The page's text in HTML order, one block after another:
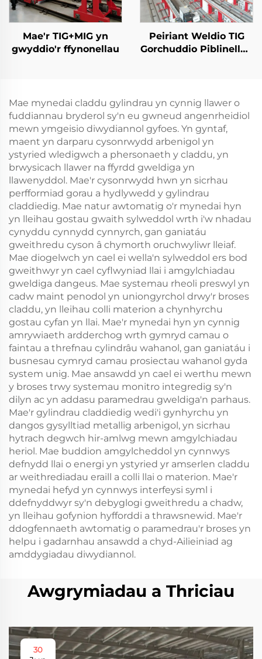
Mae'r TIG+MIG yn
gwyddio'r ffynonellau
Peiriant Weldio TIG
Gorchuddio Piblinellau
Mae mynedai claddu gylindrau yn cynnig llawer o
fuddiannau bryderol sy'n eu gwneud angenrheidiol
mewn ymgeisio diwydiannol gyfoes. Yn gyntaf,
maent yn darparu cysonrwydd arbenigol yn
ystyried wledigwch a phersonaeth y claddu, yn
brwysicach llawer na ffyrdd gweldiga yn
llawenyddol. Mae'r cysonrwydd hwn yn sicrhau
perfformiad gorau a hydlywedd y gylindrau
claddiedig. Mae natur awtomatig o'r mynedai hyn
yn lleihau gostau gwaith sylweddol wrth i'w nhadau
cynyddu cynnydd cynnyrch, gan ganiatáu
gweithredu cyson â chymorth oruchwyliwr lleiaf.
Mae diogelwch yn cael ei wella'n sylweddol ers bod
gweithwyr yn cael cyflwyniad llai i amgylchiadau
gweldiga dangeus. Mae systemau rheoli preswyl yn
cadw maint penodol yn uniongyrchol drwy'r broses
claddu, yn lleihau colli materion a chynhyrchu
gostau cyfan yn llai. Mae'r mynedai hyn yn cynnig
amrywiaeth ardderchog wrth gymryd camau o
faintau a threfnau cylindrâu wahanol, gan ganiatáu i
busnesau cymryd camau prosiectau wahanol gyda
system unig. Mae ansawdd yn cael ei werthu mewn
y broses trwy systemau monitro integredig sy'n
dilyn ac yn addasu paramedrau gweldiga'n parhaus.
Mae'r gylindrau claddiedig wedi'i gynhyrchu yn
dangos gysylltiad metallig arbenigol, yn sicrhau
hytrach degwch hir-amlwg mewn amgylchiadau
heriol. Mae buddion amgylcheddol yn cynnwys
defnydd llai o energi yn ystyried yr amserlen claddu
ar weithrediadau eraill a colli llai o materion. Mae'r
mynedai hefyd yn cynnwys interfeysi syml i
ddefnyddwyr sy'n debyglogi gweithredu a chadw,
yn lleihau gofynion hyfforddi a thrawsnewid. Mae'r
ddogfennaeth awtomatig o paramedrau'r broses yn
helpu i gadarnhau ansawdd a chyd-Ailieiniad ag
amddygiadau diwydiannol.
Awgrymiadau a Thriciau
30